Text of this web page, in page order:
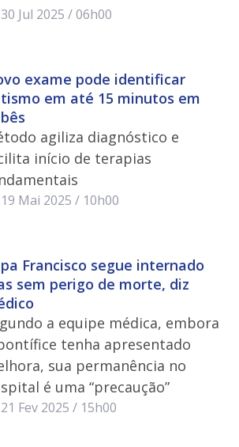
30 Jul 2025 / 06h00
exame pode identificar
em até 15 minutos em
agiliza diagnóstico e
início de terapias
19 Mai 2025 / 10h00
Francisco segue internado
sem perigo de morte, diz
a equipe médica, embora
tenha apresentado
sua permanência no
é uma “precaução”
21 Fev 2025 / 15h00